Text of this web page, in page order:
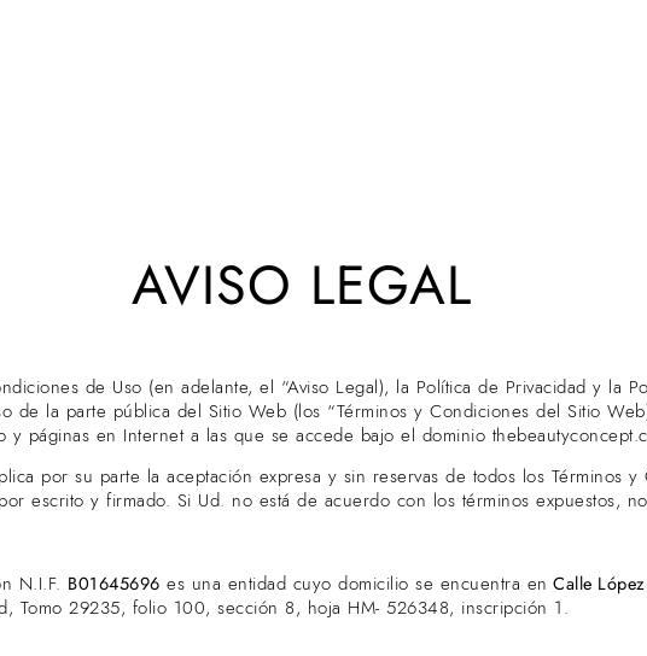
AVISO LEGAL
de Uso (en adelante, el “Aviso Legal), la Política de Privacidad y la
de la parte pública del Sitio Web (los “Términos y Condiciones del Sitio
y páginas en Internet a las que se accede bajo el dominio
por su parte la aceptación expresa y sin reservas de todos los Términos
escrito y firmado. Si Ud. no está de acuerdo con los términos expuestos,
N.I.F. B01645696 es una entidad cuyo domicilio se encuentra en Calle
Tomo 29235, folio 100, sección 8, hoja HM- 526348, inscripción 1.